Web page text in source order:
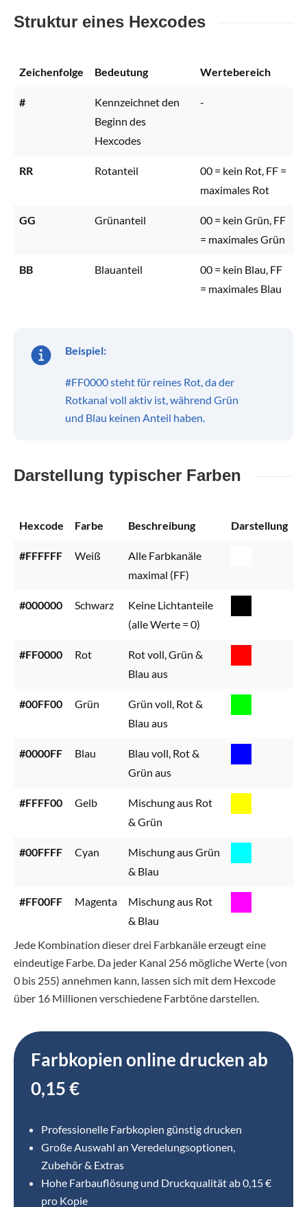
Struktur eines Hexcodes
Zeichenfolge Bedeutung Wertebereich
#
Kennzeichnet den
Beginn des
Hexcodes
-
RR Rotanteil
00 = kein Rot, FF =
maximales Rot
GG Grünanteil
00 = kein Grün, FF
= maximales Grün
BB Blauanteil
00 = kein Blau, FF
= maximales Blau
Beispiel:
#FF0000 steht für reines Rot, da der
Rotkanal voll aktiv ist, während Grün
und Blau keinen Anteil haben.
Darstellung typischer Farben
Hexcode Farbe Beschreibung Darstellung
#FFFFFF Weiß
Alle Farbkanäle
maximal (FF)
#000000 Schwarz
Keine Lichtanteile
(alle Werte = 0)
#FF0000 Rot
Rot voll, Grün &
Blau aus
#00FF00 Grün
Grün voll, Rot &
Blau aus
#0000FF Blau
Blau voll, Rot &
Grün aus
#FFFF00 Gelb
Mischung aus Rot
& Grün
#00FFFF Cyan
Mischung aus Grün
& Blau
#FF00FF Magenta
Mischung aus Rot
& Blau
Jede Kombination dieser drei Farbkanäle erzeugt eine
eindeutige Farbe. Da jeder Kanal 256 mögliche Werte (von
0 bis 255) annehmen kann, lassen sich mit dem Hexcode
über 16 Millionen verschiedene Farbtöne darstellen.
Farbkopien online drucken ab
0,15 €
Professionelle Farbkopien günstig drucken
Große Auswahl an Veredelungsoptionen,
Zubehör & Extras
Hohe Farbauflösung und Druckqualität ab 0,15 €
pro Kopie